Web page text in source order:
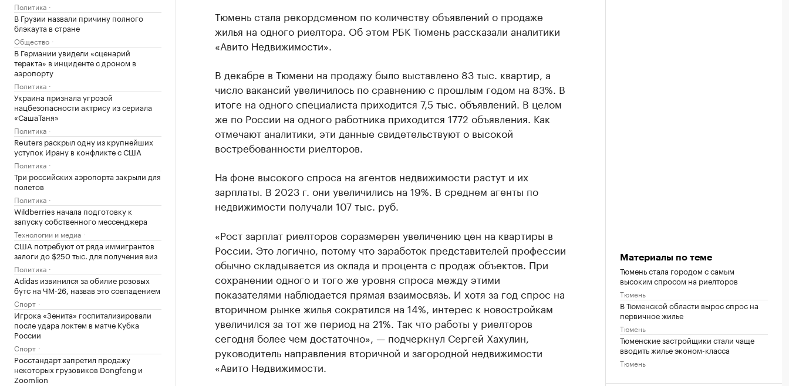
Политика
В Грузии назвали причину полного
блэкаута в стране
Общество
В Германии увидели «сценарий
теракта» в инциденте с дроном в
аэропорту
Политика
Украина признала угрозой
нацбезопасности актрису из сериала
«СашаТаня»
Политика
Reuters раскрыл одну из крупнейших
уступок Ирану в конфликте с США
Политика
Три российских аэропорта закрыли для
полетов
Политика
Wildberries начала подготовку к
запуску собственного мессенджера
Технологии и медиа
США потребуют от ряда иммигрантов
залоги до $250 тыс. для получения виз
Политика
Adidas извинился за обилие розовых
бутс на ЧМ-26, назвав это совпадением
Спорт
Игрока «Зенита» госпитализировали
после удара локтем в матче Кубка
России
Спорт
Росстандарт запретил продажу
некоторых грузовиков Dongfeng и
Zoomlion
Тюмень стала рекордсменом по количеству объявлений о продаже
жилья на одного риелтора. Об этом РБК Тюмень рассказали аналитики
«Авито Недвижимости».
В декабре в Тюмени на продажу было выставлено 83 тыс. квартир, а
число вакансий увеличилось по сравнению с прошлым годом на 83%. В
итоге на одного специалиста приходится 7,5 тыс. объявлений. В целом
же по России на одного работника приходится 1772 объявления. Как
отмечают аналитики, эти данные свидетельствуют о высокой
востребованности риелторов.
На фоне высокого спроса на агентов недвижимости растут и их
зарплаты. В 2023 г. они увеличились на 19%. В среднем агенты по
недвижимости получали 107 тыс. руб.
«Рост зарплат риелторов соразмерен увеличению цен на квартиры в
России. Это логично, потому что заработок представителей профессии
обычно складывается из оклада и процента с продаж объектов. При
сохранении одного и того же уровня спроса между этими
показателями наблюдается прямая взаимосвязь. И хотя за год спрос на
вторичном рынке жилья сократился на 14%, интерес к новостройкам
увеличился за тот же период на 21%. Так что работы у риелторов
сегодня более чем достаточно», — подчеркнул Сергей Хахулин,
руководитель направления вторичной и загородной недвижимости
«Авито Недвижимости.
Материалы по теме
Тюмень стала городом с самым
высоким спросом на риелторов
Тюмень
В Тюменской области вырос спрос на
первичное жилье
Тюмень
Тюменские застройщики стали чаще
вводить жилье эконом-класса
Тюмень